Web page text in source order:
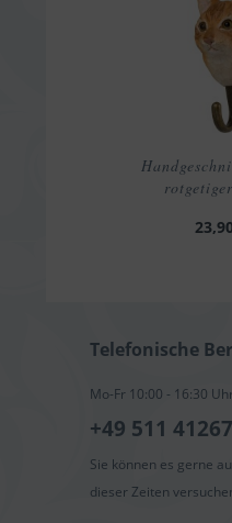
Telefonische
Mo-Fr 10:00 - 16:30
+49 511
Sie können es gerne
dieser Zeiten